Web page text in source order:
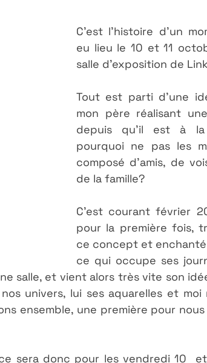
C'est l'histoire d'un
eu lieu le 10 et 11
salle d'exposition de
Tout est parti d'une
mon père réalisant
depuis qu'il est à
pourquoi ne pas les
composé d'amis, de
de la famille?
C'est courant février
pour la première fois,
ce concept et
ce qui occupe ses
salle, et vient alors très vite son
univers, lui ses aquarelles et moi
ensemble, une première pour
sera donc pour les vendredi 10